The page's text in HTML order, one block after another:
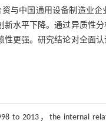
与中国通用设备制造业
水平下降。通过异质性
更强。研究结论对全面
to 2013，the internal